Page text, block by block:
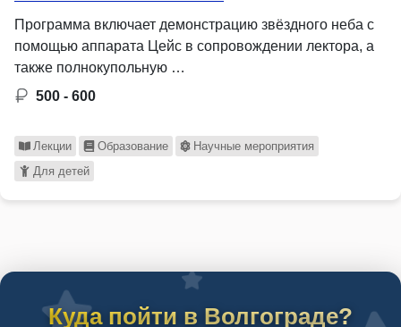
Программа включает демонстрацию звёздного неба с
помощью аппарата Цейс в сопровождении лектора, а
также полнокупольную …
500 - 600
Лекции Образование
Научные мероприятия
Для детей
Куда пойти в Волгограде?